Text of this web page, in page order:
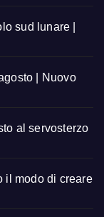
sud lunare |
| Nuovo
al servosterzo
il modo di creare